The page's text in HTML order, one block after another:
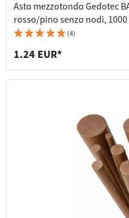
Asta mezzotonda Gedotec
rosso/pino senza nodi,
mm
(4)
1.24 EUR*